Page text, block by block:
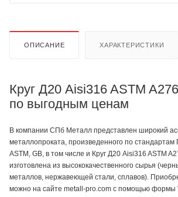
ОПИСАНИЕ ХАРАКТЕРИСТИКИ
Круг Д20 Aisi316 ASTM
по выгодным ценам
В компании СПб Металл представлен широкий
металлопроката, произведенного по стандартам
ASTM, GB, в том числе и Круг Д20 Aisi316 ASTM
изготовлена из высококачественного сырья
металлов, нержавеющей стали, сплавов).
можно на сайте metall-pro.com с помощью формы